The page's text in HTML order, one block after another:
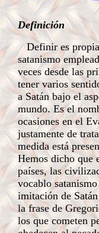
Definición
Definir es
satanismo
veces desde las
tener varios
a Satán bajo el
mundo. Es el
ocasiones en el
justamente de
medida está
Hemos dicho que
países, las
vocablo
imitación de
la frase de
los que cometen